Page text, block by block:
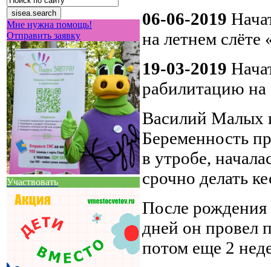
Мне нужна помощь!
Отправить заявку
Участвовать
06-06-2019
на летнем
19-03-2019
рабилитацию
Василий Малых
Беременность
в утробе,
срочно делать
После
дней он провел
потом еще 2